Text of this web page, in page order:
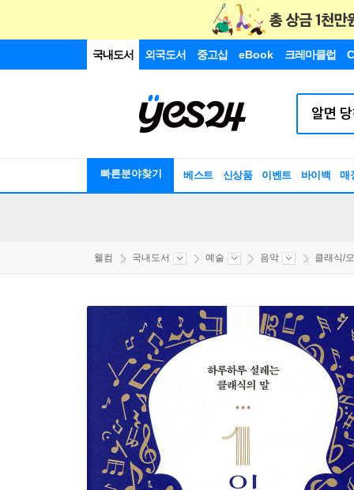
국내도서 외국도서 중고샵 eBook 크레마클럽
빠른분야찾기 베스트 신상품 이벤트 바이백 매
웰컴 국내도서 예술 음악 클래식/